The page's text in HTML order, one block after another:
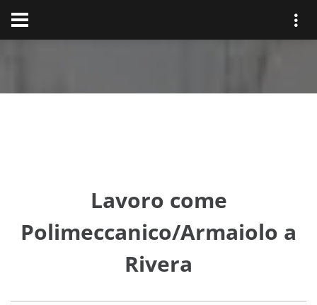
Lavoro come
Polimeccanico/Armaiolo a
Rivera